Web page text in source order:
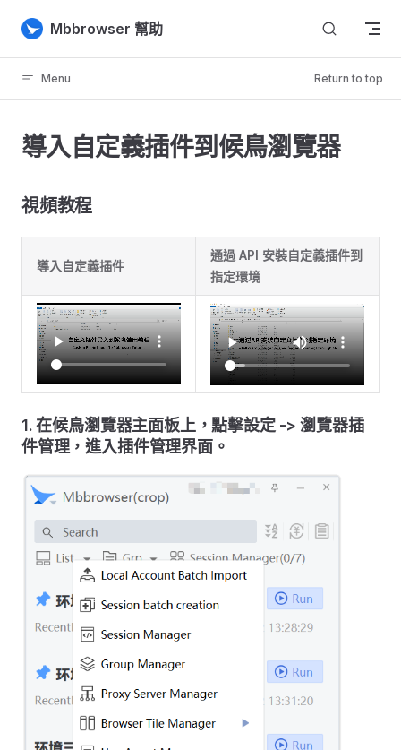
Skip to content
Mbbrowser 幫助
Menu Return to top
導入自定義插件到候鳥瀏覽器
視頻教程
導入自定義插件
通過 API 安裝自定義插件到
指定環境
1. 在候鳥瀏覽器主面板上，點擊設定 -> 瀏覽器插
件管理，進入插件管理界面。